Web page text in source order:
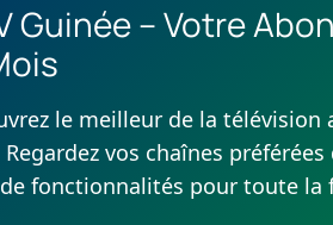
Guinée – Votre
le meilleur de la télévision
vos chaînes
fonctionnalités pour toute la